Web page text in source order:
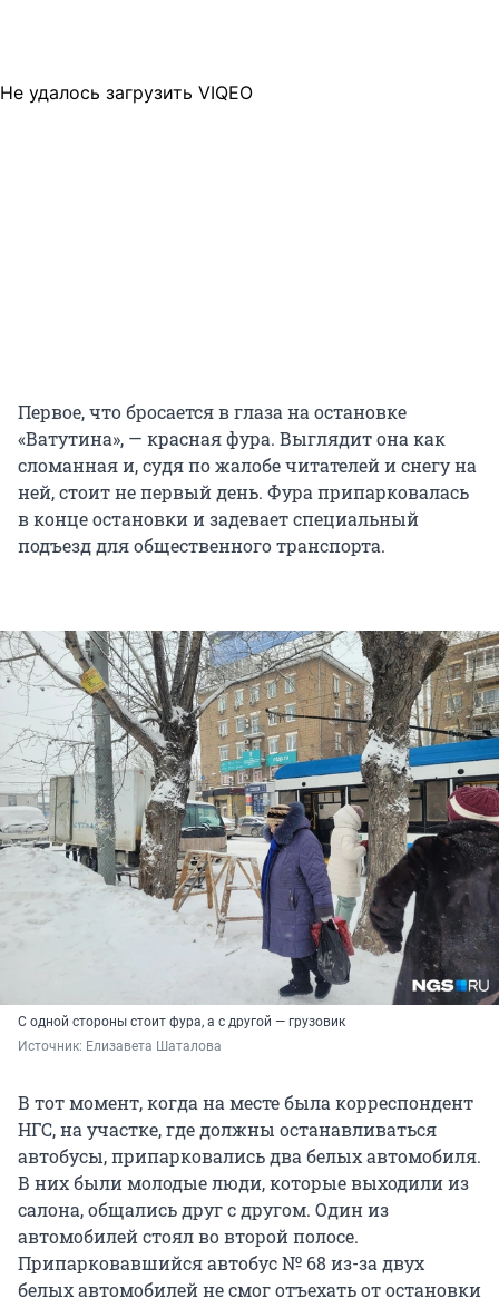
Не удалось загрузить VIQEO
Первое, что бросается в глаза на остановке
«Ватутина», — красная фура. Выглядит она как
сломанная и, судя по жалобе читателей и снегу на
ней, стоит не первый день. Фура припарковалась
в конце остановки и задевает специальный
подъезд для общественного транспорта.
С одной стороны стоит фура, а с другой — грузовик
Источник: Елизавета Шаталова
В тот момент, когда на месте была корреспондент
НГС, на участке, где должны останавливаться
автобусы, припарковались два белых автомобиля.
В них были молодые люди, которые выходили из
салона, общались друг с другом. Один из
автомобилей стоял во второй полосе.
Припарковавшийся автобус № 68 из-за двух
белых автомобилей не смог отъехать от остановки